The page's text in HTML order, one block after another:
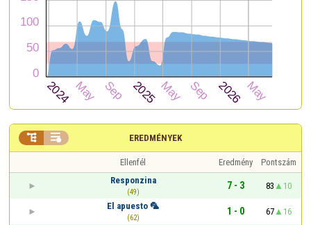
EREDMÉNYEK
 
Ellenfél Eredmény
Pontszám
Responzina
(49)
7 - 3 83
10
El apuesto 🦜
(62)
1 - 0 67
16